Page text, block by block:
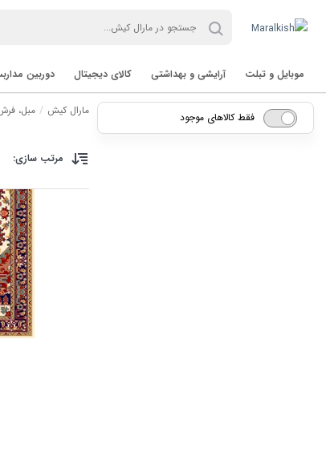
موبایل و تبلت آرایشی و بهداشتی کالای دیجیتال دوربین
مارال کیش مبل،
مرتب سازی:
فقط کالاهای موجود